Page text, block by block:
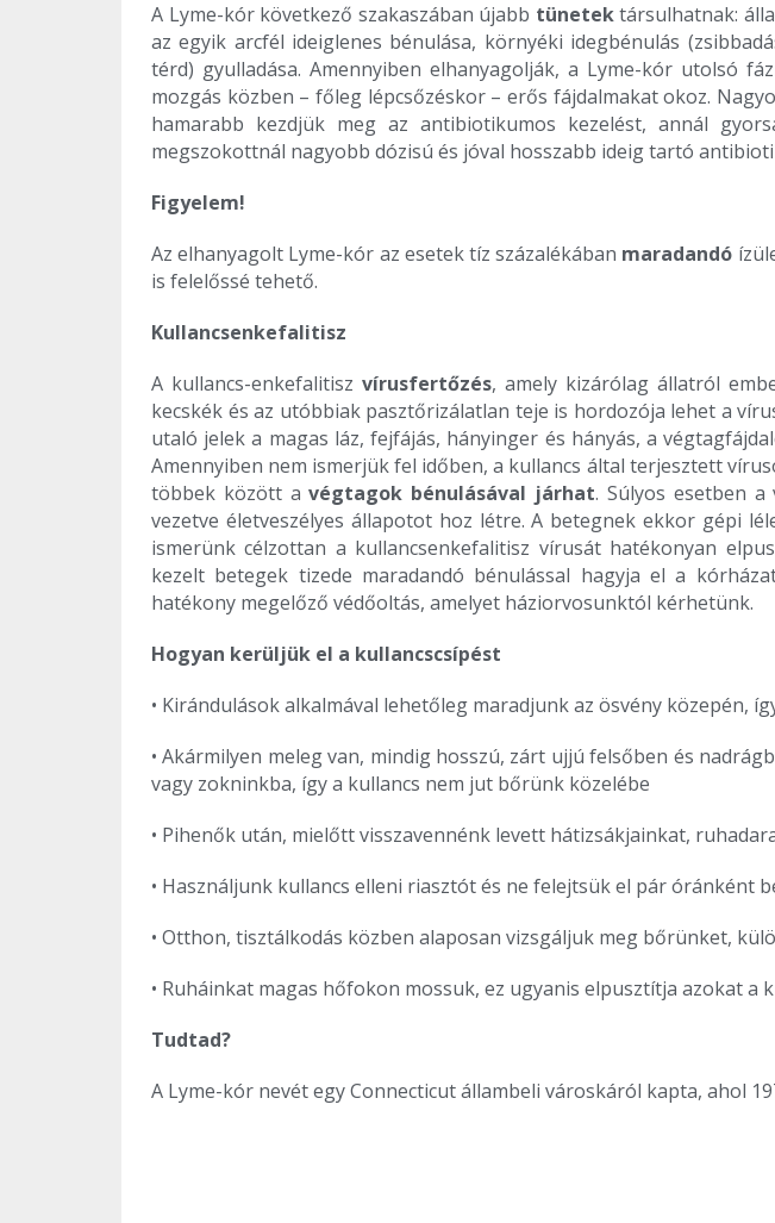
A Lyme-kór következő szakaszában újabb tünetektársulhatnak:
az egyik arcfél ideiglenes bénulása, környéki idegbénulás
térd) gyulladása. Amennyiben elhanyagolják, a Lyme-kór utolsó
mozgás közben – főleg lépcsőzéskor – erős fájdalmakat okoz.
hamarabb kezdjük meg az antibiotikumos kezelést, annál
megszokottnál nagyobb dózisú és jóval hosszabb ideig tartó
Figyelem!
Az elhanyagolt Lyme-kór az esetek tíz százalékában maradandó
is felelőssé tehető.
Kullancsenkefalitisz
A kullancs-enkefalitisz vírusfertőzés, amely kizárólag állatról
kecskék és az utóbbiak pasztőrizálatlan teje is hordozója lehet a
utaló jelek a magas láz, fejfájás, hányinger és hányás, a
Amennyiben nem ismerjük fel időben, a kullancs által terjesztett
többek között avégtagok bénulásával járhat. Súlyos esetben
vezetve életveszélyes állapotot hoz létre. A betegnek ekkor gépi
ismerünk célzottan a kullancsenkefalitisz vírusát hatékonyan
kezelt betegek tizede maradandó bénulással hagyja el a
hatékony megelőző védőoltás, amelyet háziorvosunktól kérhetünk.
Hogyan kerüljük el a kullancscsípést
• Kirándulások alkalmával lehetőleg maradjunk az ösvény közepén,
• Akármilyen meleg van, mindig hosszú, zárt ujjú felsőben és
vagy zokninkba, így a kullancs nem jut bőrünk közelébe
• Pihenők után, mielőtt visszavennénk levett hátizsákjainkat,
• Használjunk kullancs elleni riasztót és ne felejtsük el pár
• Otthon, tisztálkodás közben alaposan vizsgáljuk meg bőrünket,
• Ruháinkat magas hőfokon mossuk, ez ugyanis elpusztítja azokat
Tudtad?
A Lyme-kór nevét egy Connecticut állambeli városkáról kapta, ahol